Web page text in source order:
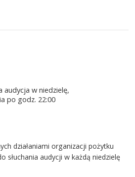
audycja w niedzielę,
po godz. 22:00
działaniami organizacji pożytku
słuchania audycji w każdą niedzielę